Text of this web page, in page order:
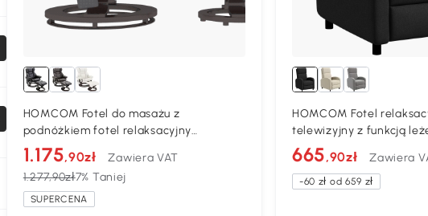
HOMCOM Fotel do masażu z
podnóżkiem fotel relaksacyjny
nachylenie 145° czarny 79 x 82 x 101 cm
1.175,90zł
Zawiera VAT
1.277,90zł7% Taniej
SUPERCENA
HOMCOM Fotel
telewizyjny z funkcją
tapicerowany, z
oparciem, w wyglądzie
do salonu sypialni, Czarny
665,90zł Zawiera
-60 zł od 659 zł